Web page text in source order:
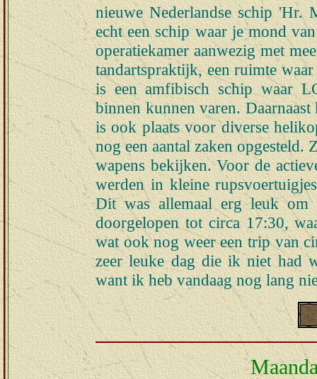
nieuwe Nederlandse schip
echt een schip waar je mond
operatiekamer aanwezig met
tandartspraktijk, een ruimte
is een amfibisch schip waar
binnen kunnen varen.
is ook plaats voor diverse
nog een aantal zaken opgesteld.
wapens bekijken. Voor de
werden in kleine
Dit was allemaal erg leuk om
doorgelopen tot circa 17:30,
wat ook nog weer een trip van
zeer leuke dag die ik niet had
want ik heb vandaag nog lang